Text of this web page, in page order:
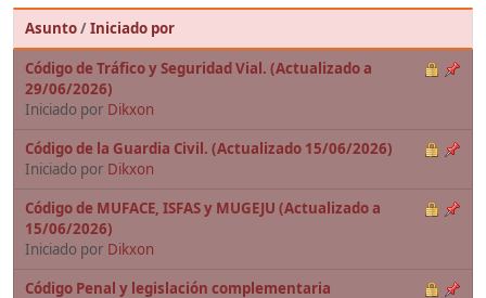
Asunto/Iniciado por
Código de Tráfico y Seguridad Vial. (Actualizado a
29/06/2026)
Iniciado por Dikxon
Código de la Guardia Civil. (Actualizado 15/06/2026)
Iniciado por Dikxon
Código de MUFACE, ISFAS y MUGEJU (Actualizado a
15/06/2026)
Iniciado por Dikxon
Código Penal y legislación complementaria